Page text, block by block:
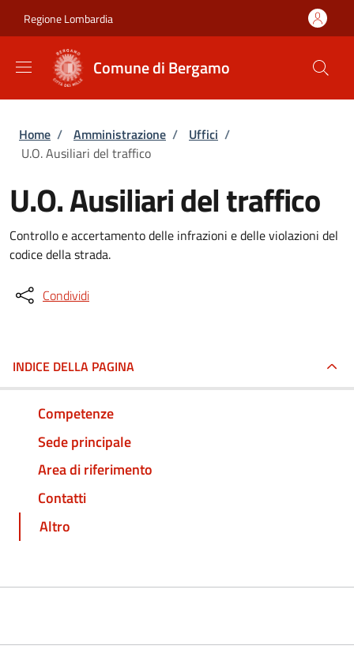
Regione Lombardia
Comune di Bergamo
Briciole di pane
Home / Amministrazione / Uffici /
U.O. Ausiliari del traffico
U.O. Ausiliari del traffico
Controllo e accertamento delle infrazioni e delle violazioni del
codice della strada.
Condividi
INDICE DELLA PAGINA
Competenze
Sede principale
Area di riferimento
Contatti
Altro